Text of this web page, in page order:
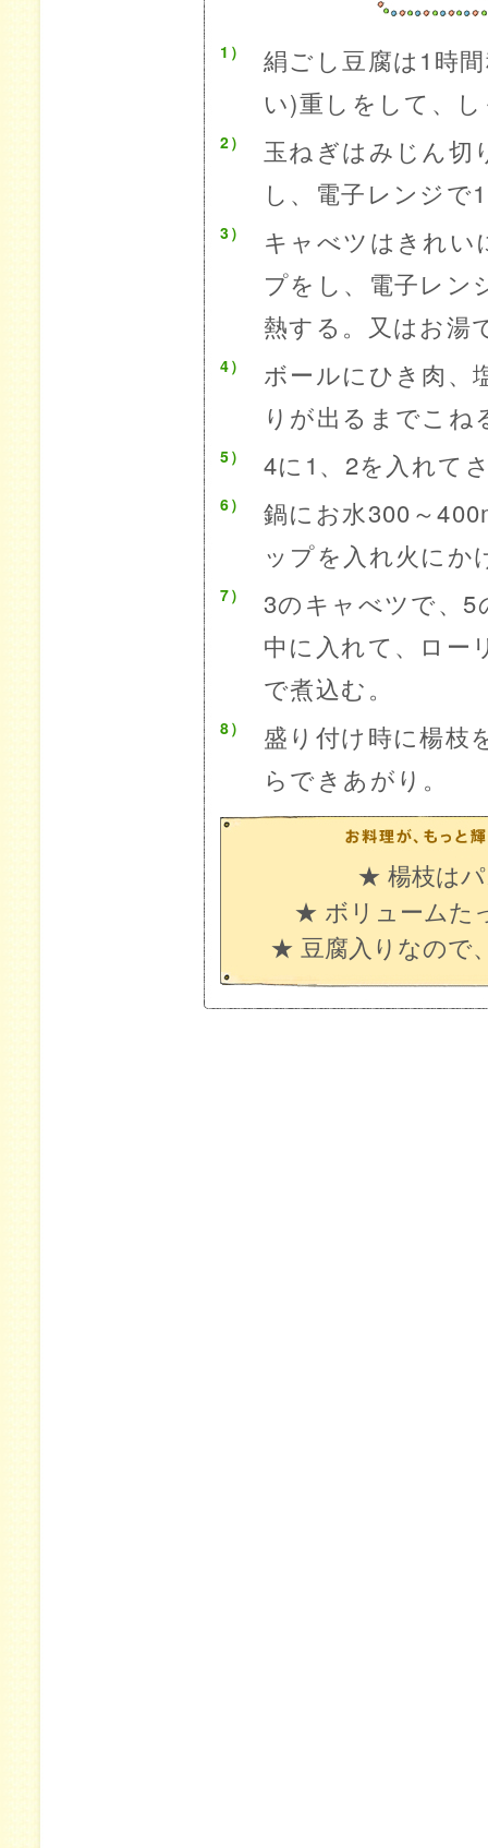
1）
絹ごし豆腐は1時
い)重しをして、
2）
玉ねぎはみじん切
し、電子レンジで
3）
キャべツはきれい
プをし、電子レン
熱する。又はお湯
4）
ボールにひき肉、
りが出るまでこね
5） 4に1、2を入れて
6）
鍋にお水300～
ップを入れ火にか
7）
3のキャべツで、5
中に入れて、ロー
で煮込む。
8）
盛り付け時に楊枝
らできあがり。
★ 楊枝は
★ ボリュームた
★ 豆腐入りなので